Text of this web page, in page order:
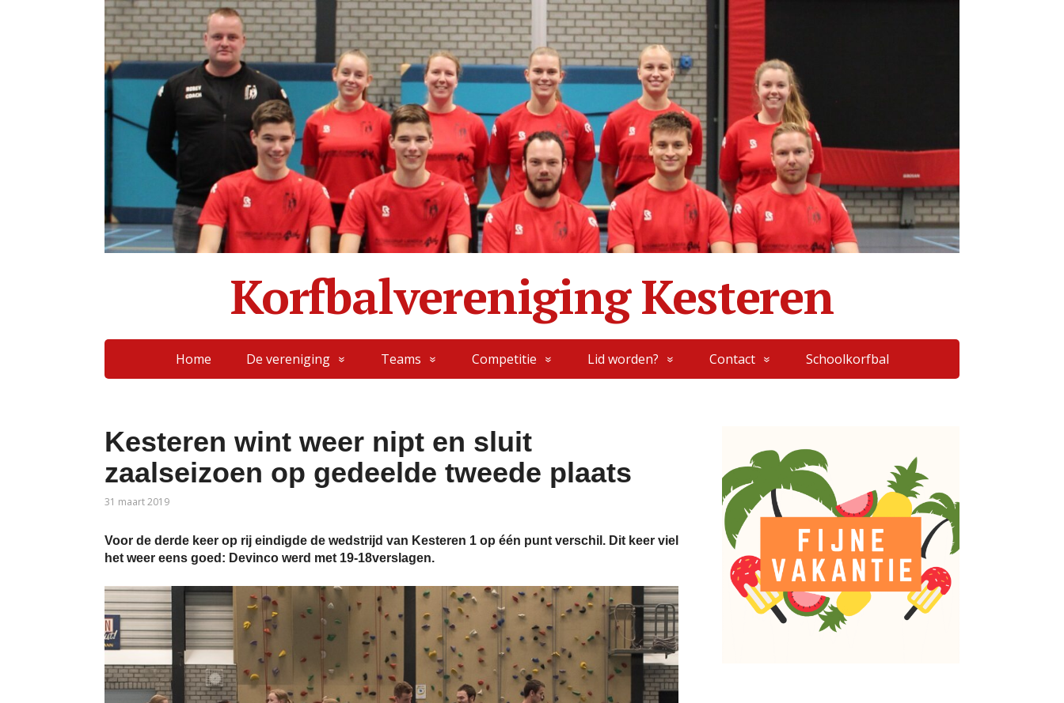
Korfbalvereniging Kesteren
Home De vereniging Teams Competitie Lid worden? Contact Schoolkorfbal
Kesteren wint weer nipt en sluit
zaalseizoen op gedeelde tweede plaats
31 maart 2019
Voor de derde keer op rij eindigde de wedstrijd van Kesteren 1 op één punt verschil. Dit keer viel
het weer eens goed: Devinco werd met 19-18verslagen.